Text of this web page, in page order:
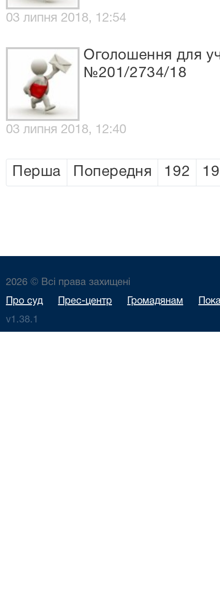
03 липня 2018, 12:54
Оголошення для
№201/2734/18
03 липня 2018, 12:40
Перша Попередня 192
2026 © Всі права захищені
Про суд Прес-центр Громадянам
v1.38.1